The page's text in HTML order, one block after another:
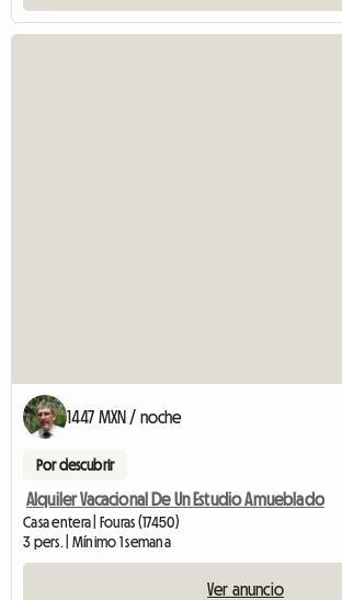
1447 MXN / noche
Por descubrir
Alquiler Vacacional De Un Estudio Amueblado
Casa entera | Fouras (17450)
3 pers. | Mínimo 1 semana
Ver anuncio